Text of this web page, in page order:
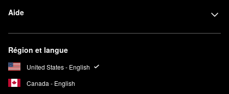
Aide
Région et langue
United States - English
Canada - English